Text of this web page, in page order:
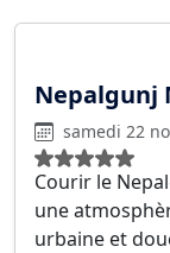
Nepalgunj
samedi 22
Courir le
une
urbaine et